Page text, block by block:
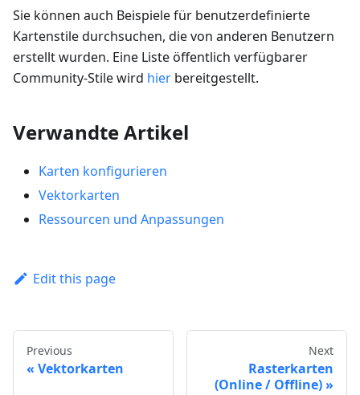
Sie können auch Beispiele für benutzerdefinierte
Kartenstile durchsuchen, die von anderen Benutzern
erstellt wurden. Eine Liste öffentlich verfügbarer
Community-Stile wird hier bereitgestellt.
Verwandte Artikel
Karten konfigurieren
Vektorkarten
Ressourcen und Anpassungen
Edit this page
Previous
Vektorkarten
Next
Rasterkarten
(Online / Offline)